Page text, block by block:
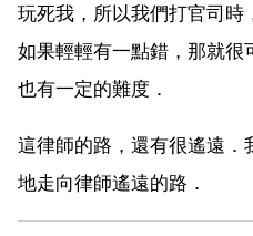
玩死我，所以我們打官司時
如果輕輕有一點錯，那就很
也有一定的難度．
這律師的路，還有很遙遠．
地走向律師遙遠的路．